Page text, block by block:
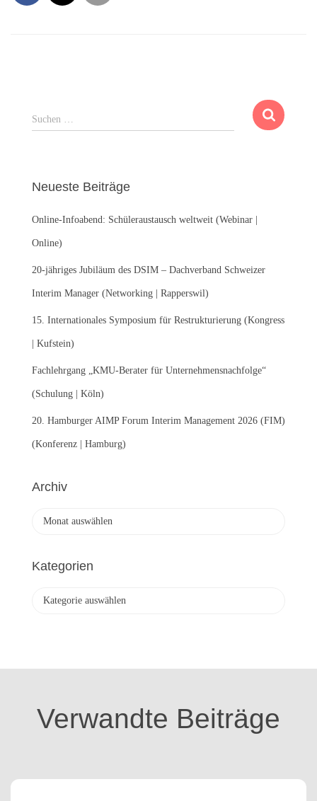
S
u
n
a
c
:
Suchen …
Neueste Beiträge
Online-Infoabend: Schüleraustausch weltweit (Webinar |
Online)
20-jähriges Jubiläum des DSIM – Dachverband Schweizer
Interim Manager (Networking | Rapperswil)
15. Internationales Symposium für Restrukturierung (Kongress
| Kufstein)
Fachlehrgang „KMU-Berater für Unternehmensnachfolge“
(Schulung | Köln)
20. Hamburger AIMP Forum Interim Management 2026 (FIM)
(Konferenz | Hamburg)
Archiv
h
Kategorien
o
Verwandte Beiträge